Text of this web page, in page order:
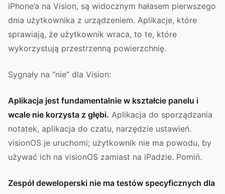
iPhone’a na Vision, są widocznym hałasem pierwszego
dnia użytkownika z urządzeniem. Aplikacje, które
sprawiają, że użytkownik wraca, to te, które
wykorzystują przestrzenną powierzchnię.
Sygnały na “nie” dla Vision:
Aplikacja jest fundamentalnie w kształcie panelu i
wcale nie korzysta z głębi. Aplikacja do sporządzania
notatek, aplikacja do czatu, narzędzie ustawień.
visionOS je uruchomi; użytkownik nie ma powodu, by
używać ich na visionOS zamiast na iPadzie. Pomiń.
Zespół deweloperski nie ma testów specyficznych dla